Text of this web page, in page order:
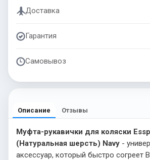
Доставка
Гарантия
Самовывоз
Описание Отзывы
Муфта-рукавички для коляски
(Натуральная шерсть) Navy -
аксессуар, который быстро согреет